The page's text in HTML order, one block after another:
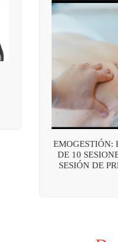
EMOGESTIÓN:
DE 10
SESIÓN DE